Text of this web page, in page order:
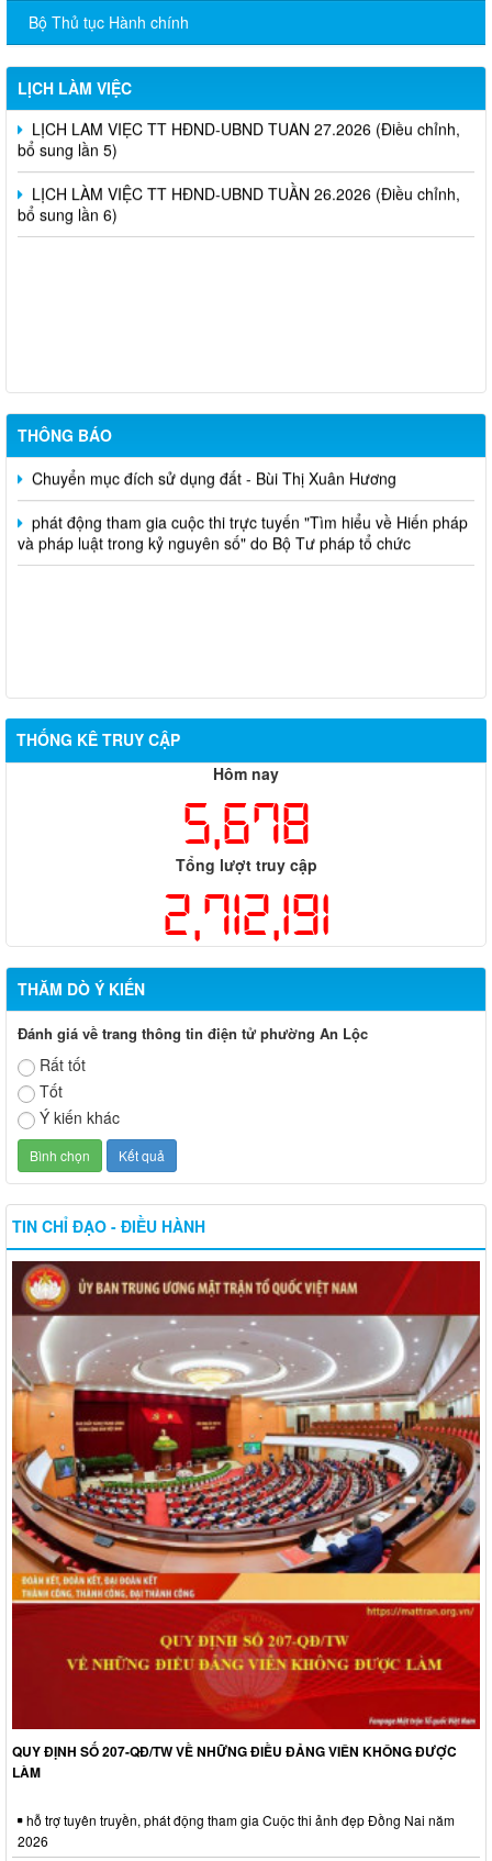
Bộ Thủ tục Hành chính
LỊCH LÀM VIỆC
bổ sung lần 4)
LỊCH LÀM VIỆC TT HĐND-UBND TUẦN 28.2026 (Điều chỉnh,
bổ sung lần 6)
LỊCH LÀM VIỆC TT HĐND-UBND TUẦN 27.2026 (Điều chỉnh,
bổ sung lần 5)
LỊCH LÀM VIỆC TT HĐND-UBND TUẦN 26.2026 (Điều chỉnh,
bổ sung lần 6)
THÔNG BÁO
Quyết định chuyển mục đích - nguyễn văn nhân
Chuyển mục đích sử dụng đất - Bùi Thị Xuân Hương
phát động tham gia cuộc thi trực tuyến "Tìm hiểu về Hiến pháp
và pháp luật trong kỷ nguyên số" do Bộ Tư pháp tổ chức
THỐNG KÊ TRUY CẬP
Hôm nay
5,678
Tổng lượt truy cập
2,712,191
THĂM DÒ Ý KIẾN
Đánh giá về trang thông tin điện tử phường An Lộc
Rất tốt
Tốt
Ý kiến khác
TIN CHỈ ĐẠO - ĐIỀU HÀNH
QUY ĐỊNH SỐ 207-QĐ/TW VỀ NHỮNG ĐIỀU ĐẢNG VIÊN KHÔNG ĐƯỢC
LÀM
hỗ trợ tuyên truyền, phát động tham gia Cuộc thi ảnh đẹp Đồng Nai năm
2026